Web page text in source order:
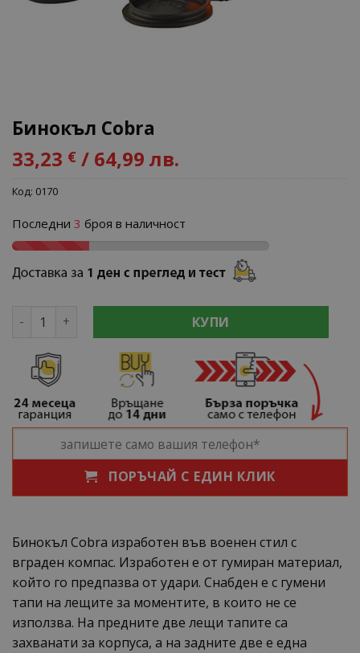
Бинокъл Cobra
33,23 € / 64,99 лв.
Код: 0170
Последни 3 броя в наличност
количество за Бинокъл CobraКУПИ
ПОРЪЧАЙ С ЕДИН КЛИК
Бинокъл Cobra изработен във военен стил с
вграден компас. Изработен е от гумиран материал,
който го предпазва от удари. Снабден е с гумени
тапи на лещите за моментите, в които не се
използва. На предните две лещи тапите са
захванати за корпуса, а на задните две е една